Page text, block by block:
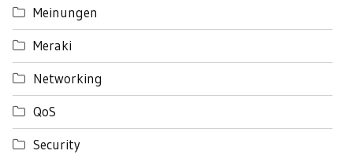
Meinungen
Meraki
Networking
QoS
Security